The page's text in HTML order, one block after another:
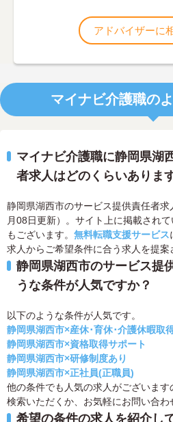
アドバイザーに
マイナビ介護職の
マイナビ介護職に静岡県湖
者求人はどのくらいありま
静岡県湖西市のサービス提供責任者
月08日更新）。サイト上に掲載され
もございます。 無料転職支援サービス
求人からご希望条件に合う求人を提案
静岡県湖西市のサービス提
うな条件が人気ですか？
以下のような条件が人気です。
静岡県湖西市×産休･育休･介護休暇取
静岡県湖西市×資格取得サポート
静岡県湖西市×研修制度あり
静岡県湖西市×正社員(正職員)
他の条件でも人気の求人がございま
検索いただくか、お気軽にお問い合わ
希望の条件の求人を紹介し